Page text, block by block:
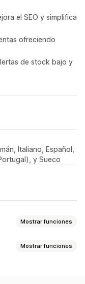
el SEO y simplifica
ofreciendo
de stock bajo y
Italiano, Español,
y Sueco
Mostrar funciones
Mostrar funciones